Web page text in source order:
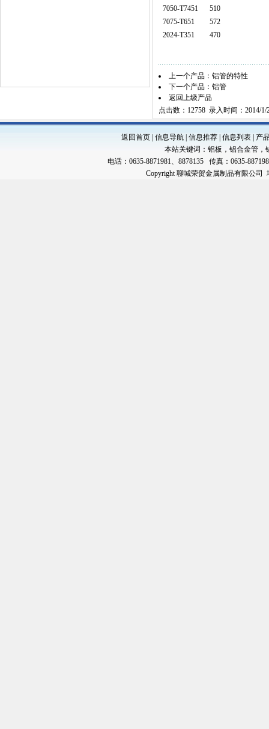
7050-T7451
510
7075-T651
572
2024-T351
470
上一个产品： 铝管的特性
下一个产品： 铝管
返回上级产品
点击数：12758 录入时间：2014/1/
返回首页 信息导航 信息推荐 信息列表
产
本站关键词： 铝板 ， 铝合金管 ，
电话：0635-8871981、8878135 传真：0635-
Copyright 聊城荣贺金属制品有限公